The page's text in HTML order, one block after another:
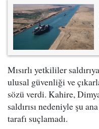
Mısırlı yetkililer
ulusal güvenliği ve
sözü verdi. Kahire,
saldırısı nedeniyle şu
tarafı suçlamadı.